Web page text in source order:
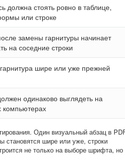
должна стоять ровно в таблице,
или строке
замены гарнитуры начинает
на соседние строки
шире или уже прежней
одинаково выглядеть на
компьютерах
Один визуальный абзац в
становятся шире или уже, строки
не только на выборе шрифта, но